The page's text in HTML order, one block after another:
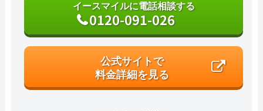
イースマイルに電話相談する
0120-091-026
公式サイトで
料金詳細を見る